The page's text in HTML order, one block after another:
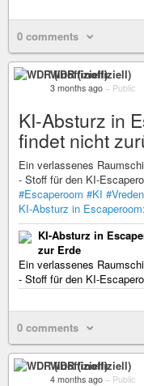
0 comments
WDR (inoffiziell)
3 months ago – Public
KI-Absturz in
findet nicht
Ein verlassenes
- Stoff für den KI-
#Escaperoom #KI #Vreden
KI-Absturz in
KI-Absturz in
zur Erde
Ein verlassenes
- Stoff für den KI-
0 comments
WDR (inoffiziell)
4 months ago – Public